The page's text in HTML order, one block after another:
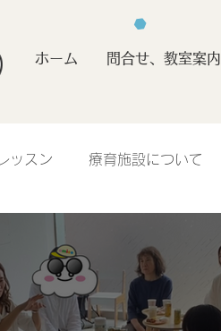
ホーム 問合せ、教室案内
ッスン 療育施設について